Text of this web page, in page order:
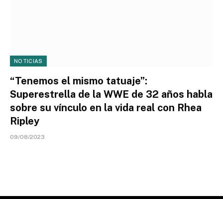
NOTICIAS
“Tenemos el mismo tatuaje”:
Superestrella de la WWE de 32 años habla
sobre su vínculo en la vida real con Rhea
Ripley
09/08/2023